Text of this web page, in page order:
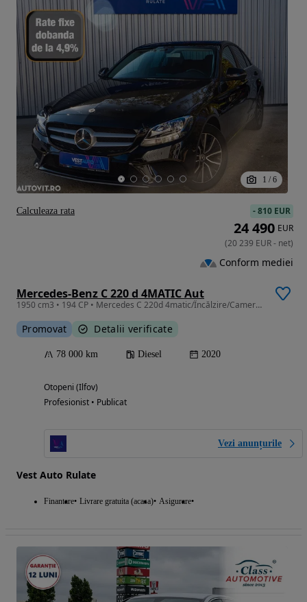
1 / 6
Mercedes-Benz C 220 d 4MATIC Aut
1950 cm3 • 194 CP • Mercedes C 220d 4matic/Încălzire/Camera/ModuriCondus - Garantie
Promovat Detalii verificate
78 000 km Diesel 2020
Otopeni (Ilfov)
Profesionist • Publicat
Vezi anunțurile
Vest Auto Rulate
Finantare Livrare gratuita (acasa) Asigurare
-810 EUR
24 490 EUR
(20 239 EUR- net)
Conform mediei
Calculeaza rata